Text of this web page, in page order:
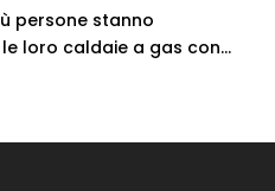
persone stanno
loro caldaie a gas con...